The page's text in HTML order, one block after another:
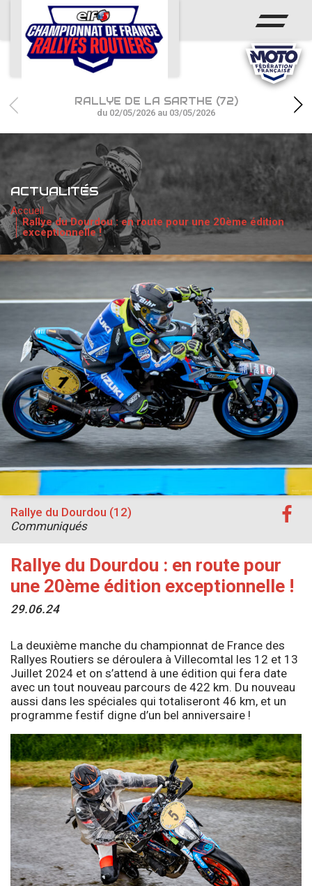
ACCUEIL
ACTUS
CALENDRIER
CHAMPIONNAT
RÉSULTATS
PHOTOS / WEB TV
PARTENAIRES
RALLYE DE LA SARTHE (72)
du 02/05/2026 au 03/05/2026
ACTUALITÉS
Accueil
Rallye du Dourdou : en route pour une 20ème édition
exceptionnelle !
Rallye du Dourdou : en route pour
une 20ème édition exceptionnelle !
29.06.24
Rallye du Dourdou (12)
Communiqués
La deuxième manche du championnat de France des
Rallyes Routiers se déroulera à Villecomtal les 12 et 13
Juillet 2024 et on s’attend à une édition qui fera date
avec un tout nouveau parcours de 422 km. Du nouveau
aussi dans les spéciales qui totaliseront 46 km, et un
programme festif digne d’un bel anniversaire !